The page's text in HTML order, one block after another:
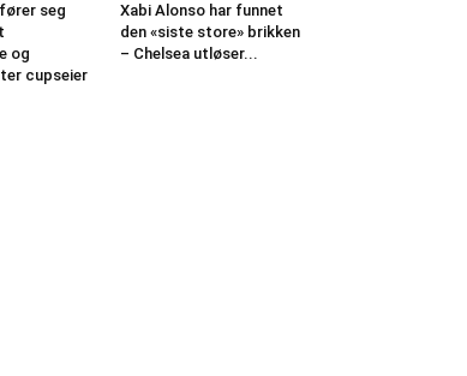
seg
og
cupseier
Xabi Alonso har funnet
den «siste store» brikken
– Chelsea utløser...